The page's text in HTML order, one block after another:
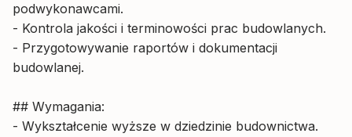
podwykonawcami.
- Kontrola jakości i terminowości prac budowlanych.
- Przygotowywanie raportów i dokumentacji
budowlanej.
## Wymagania:
- Wykształcenie wyższe w dziedzinie budownictwa.